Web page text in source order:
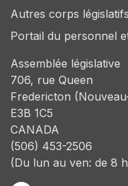
Autres corps législatifs
Portail du personnel
Assemblée législative
706, rue Queen
Fredericton
E3B 1C5
CANADA
(506) 453-2506
(Du lun au ven: de 8